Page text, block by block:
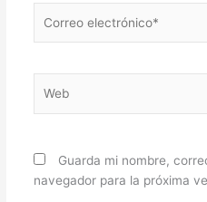
electrónico*
Guarda mi nombre,
navegador para la próxima